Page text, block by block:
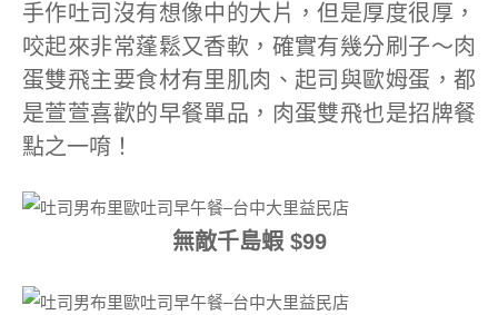
手作吐司沒有想像中的大片，但是厚度很厚，
咬起來非常蓬鬆又香軟，確實有幾分刷子～肉
蛋雙飛主要食材有里肌肉、起司與歐姆蛋，都
是萱萱喜歡的早餐單品，肉蛋雙飛也是招牌餐
點之一唷！
無敵千島蝦 $99